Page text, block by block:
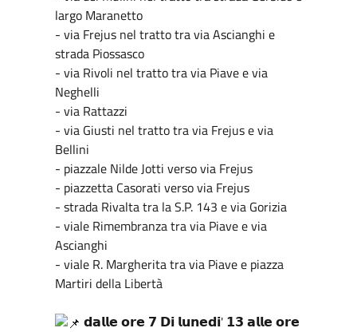
largo Maranetto
- via Frejus nel tratto tra via Ascianghi e
strada Piossasco
- via Rivoli nel tratto tra via Piave e via
Neghelli
- via Rattazzi
- via Giusti nel tratto tra via Frejus e via
Bellini
- piazzale Nilde Jotti verso via Frejus
- piazzetta Casorati verso via Frejus
- strada Rivalta tra la S.P. 143 e via Gorizia
- viale Rimembranza tra via Piave e via
Ascianghi
- viale R. Margherita tra via Piave e piazza
Martiri della Libertà
𝗱𝗮𝗹𝗹𝗲 𝗼𝗿𝗲 𝟳 𝗗𝗶 𝗹𝘂𝗻𝗲𝗱𝗶' 𝟭𝟯 𝗮𝗹𝗹𝗲 𝗼𝗿𝗲